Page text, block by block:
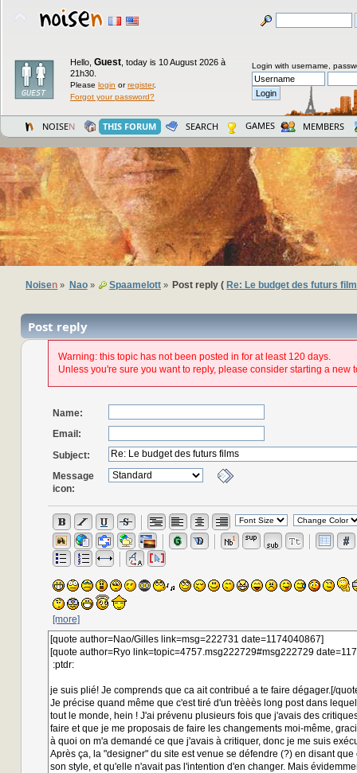
Hello, Guest today is 10 August 2026 à
21h30.
Please login orregister.
Forgot your password?
Login with username,
NOISEN THIS FORUM SEARCH GAMES MEMBERS
Noisen » Nao» Spaamelott» Post reply ( Re: Le budget des futurs
Post reply
Warning: this topic has not been posted in for at least 120 days.
Unless you're sure you want to reply, please consider starting a new
Name:
Email:
Subject:
Message
icon:
[more]